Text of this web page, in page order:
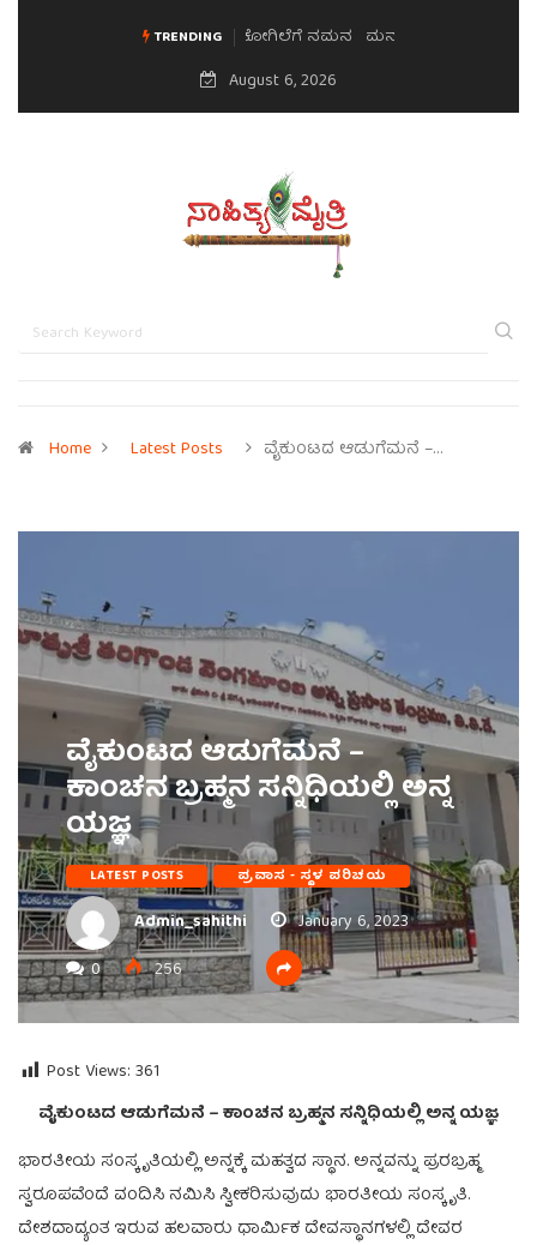
TRENDING ಮನಸಿನ ಸವಿಭಾವ
August 6, 2026
Home Latest Posts ವೈಕುಂಟದ ಆಡುಗೆಮನೆ –…
ವೈಕುಂಟದ ಆಡುಗೆಮನೆ –
ಕಾಂಚನ ಬ್ರಹ್ಮನ ಸನ್ನಿಧಿಯಲ್ಲಿ ಅನ್ನ
ಯಜ್ಞ
LATEST POSTS ಪ್ರವಾಸ - ಸ್ಥಳ ಪರಿಚಯ
Admin_sahithi
January 6, 2023
0
256
Post Views: 361
ವೈಕುಂಟದ ಆಡುಗೆಮನೆ – ಕಾಂಚನ ಬ್ರಹ್ಮನ ಸನ್ನಿಧಿಯಲ್ಲಿ ಅನ್ನ ಯಜ್ಞ
ಭಾರತೀಯ ಸಂಸ್ಕೃತಿಯಲ್ಲಿ ಅನ್ನಕ್ಕೆ ಮಹತ್ವದ ಸ್ಥಾನ. ಅನ್ನವನ್ನು ಪ್ರರಬ್ರಹ್ಮ
ಸ್ವರೂಪವೆಂದೆ ವಂದಿಸಿ ನಮಿಸಿ ಸ್ವೀಕರಿಸುವುದು ಭಾರತೀಯ ಸಂಸ್ಕೃತಿ.
ದೇಶದಾದ್ಯಂತ ಇರುವ ಹಲವಾರು ಧಾರ್ಮಿಕ ದೇವಸ್ಥಾನಗಳಲ್ಲಿ ದೇವರ